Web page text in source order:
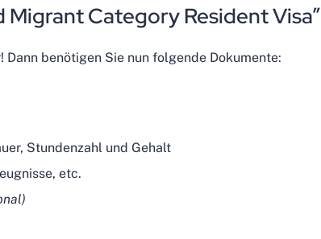
Category Resident Visa”
benötigen Sie nun folgende Dokumente:
Stundenzahl und Gehalt
etc.